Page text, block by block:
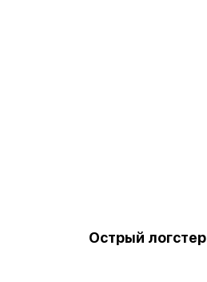
Острый логстер